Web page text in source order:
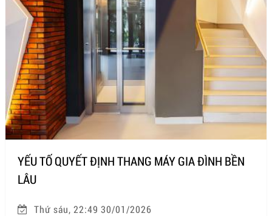
YẾU TỐ QUYẾT ĐỊNH THANG MÁY GIA ĐÌNH BỀN
LÂU
Thứ sáu, 22:49 30/01/2026